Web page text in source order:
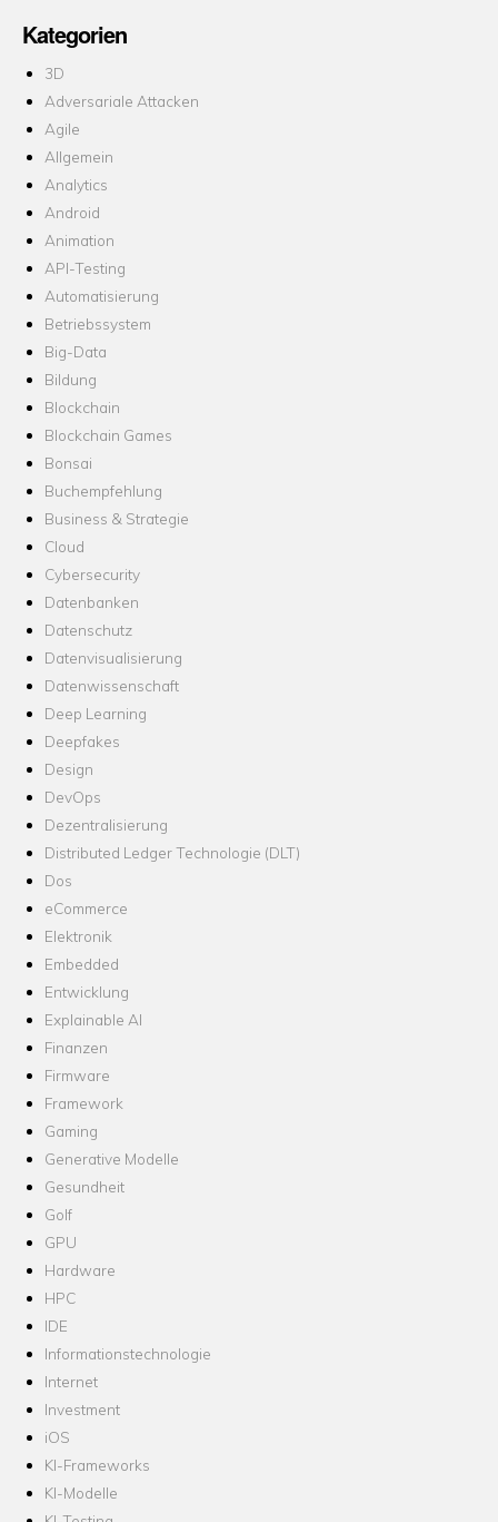
Kategorien
3D
Adversariale Attacken
Agile
Allgemein
Analytics
Android
Animation
API-Testing
Automatisierung
Betriebssystem
Big-Data
Bildung
Blockchain
Blockchain Games
Bonsai
Buchempfehlung
Business & Strategie
Cloud
Cybersecurity
Datenbanken
Datenschutz
Datenvisualisierung
Datenwissenschaft
Deep Learning
Deepfakes
Design
DevOps
Dezentralisierung
Distributed Ledger Technologie (DLT)
Dos
eCommerce
Elektronik
Embedded
Entwicklung
Explainable AI
Finanzen
Firmware
Framework
Gaming
Generative Modelle
Gesundheit
Golf
GPU
Hardware
HPC
IDE
Informationstechnologie
Internet
Investment
iOS
KI-Frameworks
KI-Modelle